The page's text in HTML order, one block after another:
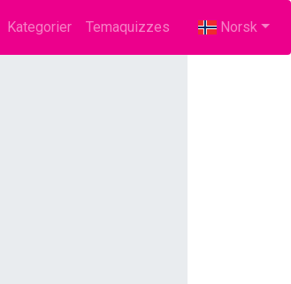
(current)
Kategorier Temaquizzes Norsk